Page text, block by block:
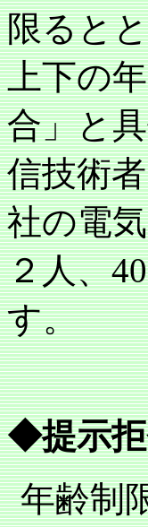
限ると
上下の
合」と
信技術
社の電
２人、40
す。
◆提示拒
年齢制